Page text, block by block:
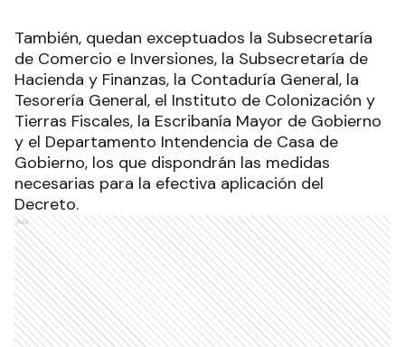
También, quedan exceptuados la Subsecretaría
de Comercio e Inversiones, la Subsecretaría de
Hacienda y Finanzas, la Contaduría General, la
Tesorería General, el Instituto de Colonización y
Tierras Fiscales, la Escribanía Mayor de Gobierno
y el Departamento Intendencia de Casa de
Gobierno, los que dispondrán las medidas
necesarias para la efectiva aplicación del
Decreto.
Ads